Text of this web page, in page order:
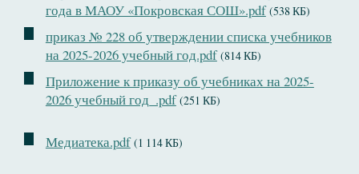
года в МАОУ «Покровская СОШ».pdf (538 КБ)
приказ № 228 об утверждении списка учебников
на 2025-2026 учебный год.pdf (814 КБ)
Приложение к приказу об учебниках на 2025-
2026 учебный год_.pdf (251 КБ)
Медиатека.pdf (1 114 КБ)